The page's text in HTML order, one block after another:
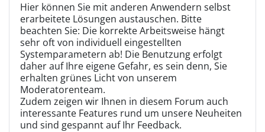
Hier können Sie mit anderen Anwendern selbst
erarbeitete Lösungen austauschen. Bitte
beachten Sie: Die korrekte Arbeitsweise hängt
sehr oft von individuell eingestellten
Systemparametern ab! Die Benutzung erfolgt
daher auf Ihre eigene Gefahr, es sein denn, Sie
erhalten grünes Licht von unserem
Moderatorenteam.
Zudem zeigen wir Ihnen in diesem Forum auch
interessante Features rund um unsere Neuheiten
und sind gespannt auf Ihr Feedback.